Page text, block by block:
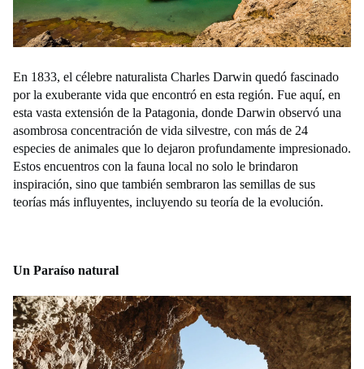
En 1833, el célebre naturalista Charles Darwin quedó fascinado
por la exuberante vida que encontró en esta región. Fue aquí, en
esta vasta extensión de la Patagonia, donde Darwin observó una
asombrosa concentración de vida silvestre, con más de 24
especies de animales que lo dejaron profundamente impresionado.
Estos encuentros con la fauna local no solo le brindaron
inspiración, sino que también sembraron las semillas de sus
teorías más influyentes, incluyendo su teoría de la evolución.
Un Paraíso natural